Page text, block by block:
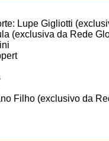
Lupe Gigliotti
(exclusiva da Rede
Filho (exclusivo da